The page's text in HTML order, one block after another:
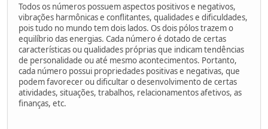
Todos os números possuem aspectos positivos e negativos,
vibrações harmônicas e conflitantes, qualidades e dificuldades,
pois tudo no mundo tem dois lados. Os dois pólos trazem o
equilíbrio das energias. Cada número é dotado de certas
características ou qualidades próprias que indicam tendências
de personalidade ou até mesmo acontecimentos. Portanto,
cada número possui propriedades positivas e negativas, que
podem favorecer ou dificultar o desenvolvimento de certas
atividades, situações, trabalhos, relacionamentos afetivos, as
finanças, etc.